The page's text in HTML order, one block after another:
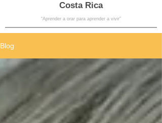
Costa Rica
“Aprender a orar para aprender a vivir”
Blog